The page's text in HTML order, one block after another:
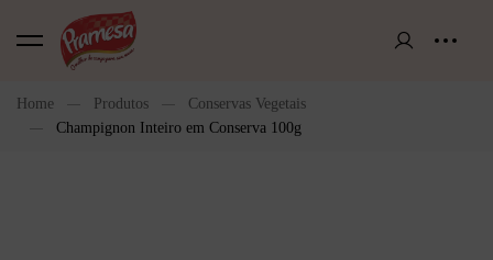
Home Produtos
Conservas Vegetais
Champignon Inteiro em Conserva 100g